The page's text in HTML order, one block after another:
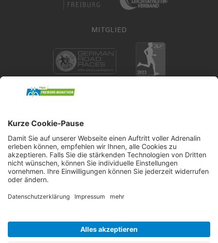
MITGLIED
+49 721 18385 0
registration@mein-freiburgmarathon.de
Kontaktformular
Cookie-Einstellungen